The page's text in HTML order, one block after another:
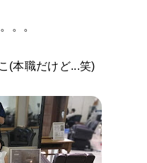
。。
(本職だけど...笑)